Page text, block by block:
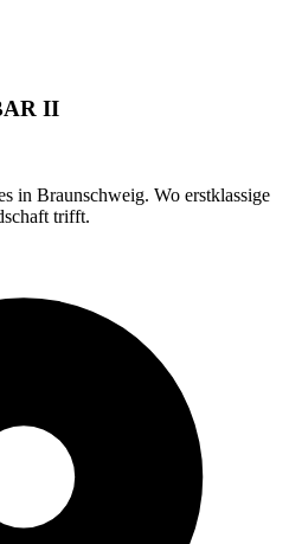
II
in Braunschweig. Wo erstklassige
trifft.